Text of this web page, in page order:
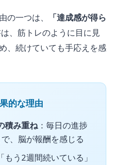
の一つは、
「達成感が得ら
、筋トレのように目に見
、続けていても手応えを感
的な理由
積み重ね：毎日の進捗
、脳が報酬を感じる
もう2週間続いている」